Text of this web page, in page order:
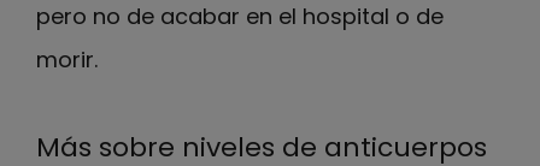
pero no de acabar en el hospital o de
morir.
Más sobre niveles de anticuerpos